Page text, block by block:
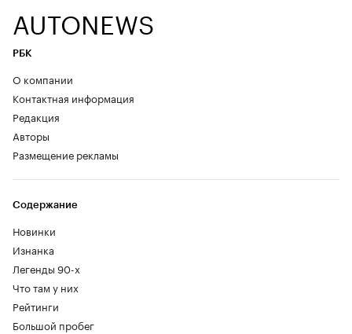
AUTONEWS
РБК
О компании
Контактная информация
Редакция
Авторы
Размещение рекламы
Содержание
Новинки
Изнанка
Легенды 90-х
Что там у них
Рейтинги
Большой пробег